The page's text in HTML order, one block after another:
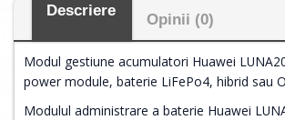
Descriere
Opinii (0)
Modul gestiune acumulatori Huawei
power module, baterie LiFePo4, hibrid sau
Modulul administrare a baterie Huawei